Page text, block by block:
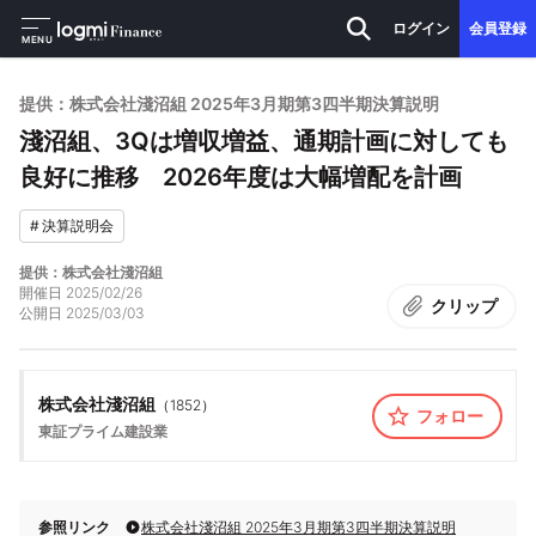
MENU
ログイン 会員登録
提供：株式会社淺沼組 2025年3月期第3四半期決算説明
淺沼組、3Qは増収増益、通期計画に対しても
良好に推移 2026年度は大幅増配を計画
#決算説明会
提供：株式会社淺沼組
開催日 2025/02/26
公開日 2025/03/03 クリップ
株式会社淺沼組 （ 1852）
東証プライム建設業
フォロー
参照リンク 株式会社淺沼組 2025年3月期第3四半期決算説明